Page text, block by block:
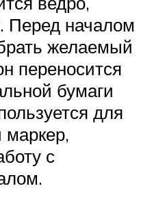
Перед началом
желаемый
переносится
бумаги
для
маркер,
с